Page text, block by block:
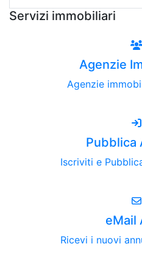
Servizi immobiliari
Agenzie
Agenzie
Pubblica
Iscriviti e
eMail
Ricevi i nuovi